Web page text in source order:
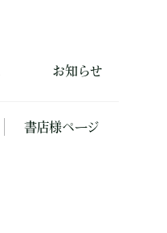
お知らせ
書店様ページ